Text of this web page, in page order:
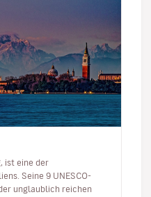
ist eine der
Seine 9 UNESCO-
unglaublich reichen